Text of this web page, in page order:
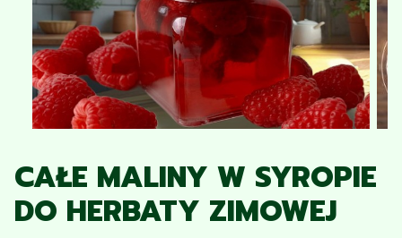
CAŁE MALINY W SYROPIE
DO HERBATY ZIMOWEJ